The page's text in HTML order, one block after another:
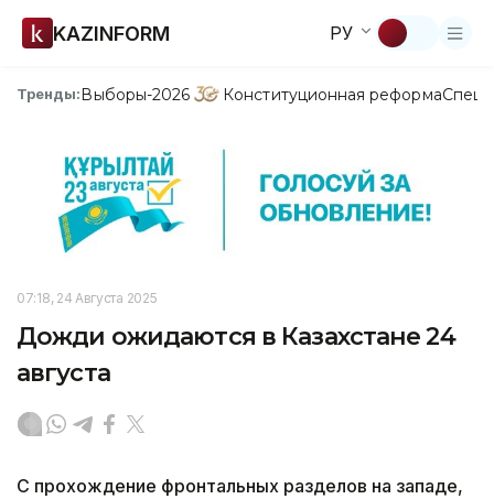
KAZINFORM РУ
Тренды:Выборы-2026 Конституционная реформа
07:18, 24 Августа 2025
Дожди ожидаются в Казахстане 24
августа
С прохождение фронтальных разделов на западе,